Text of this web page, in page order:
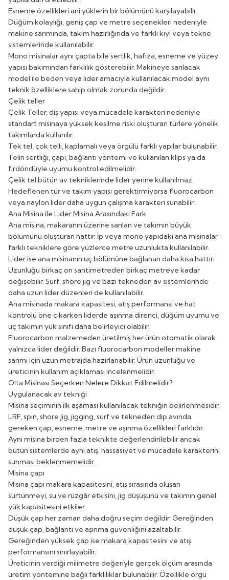
Esneme özellikleri ani yüklerin bir bölümünü karşılayabilir.
Düğüm kolaylığı, geniş çap ve metre seçenekleri nedeniyle
makine sarımında, takım hazırlığında ve farklı kıyı veya tekne
sistemlerinde kullanılabilir.
Mono misinalar aynı çapta bile sertlik, hafıza, esneme ve yüzey
yapısı bakımından farklılık gösterebilir. Makineye sarılacak
model ile beden veya lider amacıyla kullanılacak model aynı
teknik özelliklere sahip olmak zorunda değildir.
Çelik teller
Çelik Teller, diş yapısı veya mücadele karakteri nedeniyle
standart misinaya yüksek kesilme riski oluşturan türlere yönelik
takımlarda kullanılır.
Tek tel, çok telli, kaplamalı veya örgülü farklı yapılar bulunabilir.
Telin sertliği, çapı, bağlantı yöntemi ve kullanılan klips ya da
fırdöndüyle uyumu kontrol edilmelidir.
Çelik tel bütün av tekniklerinde lider yerine kullanılmaz.
Hedeflenen tür ve takım yapısı gerektirmiyorsa fluorocarbon
veya naylon lider daha uygun çalışma karakteri sunabilir.
Ana Misina ile Lider Misina Arasındaki Fark
Ana misina, makaranın üzerine sarılan ve takımın büyük
bölümünü oluşturan hattır. İp veya mono yapıdaki ana misinalar
farklı tekniklere göre yüzlerce metre uzunlukta kullanılabilir.
Lider ise ana misinanın uç bölümüne bağlanan daha kısa hattır.
Uzunluğu birkaç on santimetreden birkaç metreye kadar
değişebilir. Surf, shore jig ve bazı tekneden av sistemlerinde
daha uzun lider düzenleri de kullanılabilir.
Ana misinada makara kapasitesi, atış performansı ve hat
kontrolü öne çıkarken liderde aşınma direnci, düğüm uyumu ve
uç takımın yük sınıfı daha belirleyici olabilir.
Fluorocarbon malzemeden üretilmiş her ürün otomatik olarak
yalnızca lider değildir. Bazı fluorocarbon modeller makine
sarımı için uzun metrajda hazırlanabilir. Ürün uzunluğu ve
üreticinin kullanım açıklaması incelenmelidir.
Olta Misinası Seçerken Nelere Dikkat Edilmelidir?
Uygulanacak av tekniği
Misina seçiminin ilk aşaması kullanılacak tekniğin belirlenmesidir.
LRF, spin, shore jig, jigging, surf ve tekneden dip avında
gereken çap, esneme, metre ve aşınma özellikleri farklıdır.
Aynı misina birden fazla teknikte değerlendirilebilir ancak
bütün sistemlerde aynı atış, hassasiyet ve mücadele karakterini
sunması beklenmemelidir.
Misina çapı
Misina çapı makara kapasitesini, atış sırasında oluşan
sürtünmeyi, su ve rüzgâr etkisini, jig düşüşünü ve takımın genel
yük kapasitesini etkiler.
Düşük çap her zaman daha doğru seçim değildir. Gereğinden
düşük çap, bağlantı ve aşınma güvenliğini azaltabilir.
Gereğinden yüksek çap ise makara kapasitesini ve atış
performansını sınırlayabilir.
Üreticinin verdiği milimetre değeriyle gerçek ölçüm arasında
üretim yöntemine bağlı farklılıklar bulunabilir. Özellikle örgü